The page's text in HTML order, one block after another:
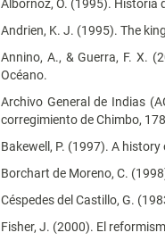
Albornoz, O. (1995). Historia
Andrien, K. J. (1995). The
Annino, A., & Guerra, F. X.
Océano.
Archivo General de Indias
corregimiento de Chimbo,
Bakewell, P. (1997). A
Borchart de Moreno, C.
Céspedes del Castillo, G.
Fisher, J. (2000). El